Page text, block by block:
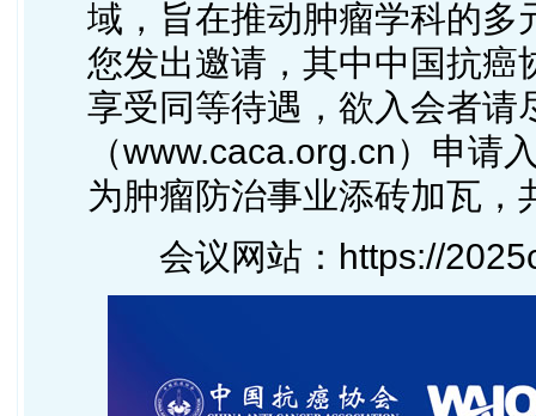
域，旨在推动肿瘤学科的多
您发出邀请，其中中国抗癌
享受同等待遇，欲入会者请
（www.caca.org.cn）申请
为肿瘤防治事业添砖加瓦，
会议网站： https://